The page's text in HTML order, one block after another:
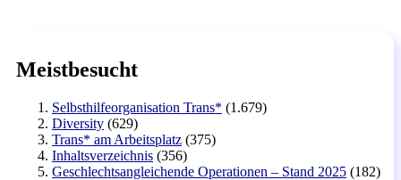
Meistbesucht
Selbsthilfeorganisation Trans* (1.679)
Diversity (629)
Trans* am Arbeitsplatz (375)
Inhaltsverzeichnis (356)
Geschlechtsangleichende Operationen – Stand 2025 (182)